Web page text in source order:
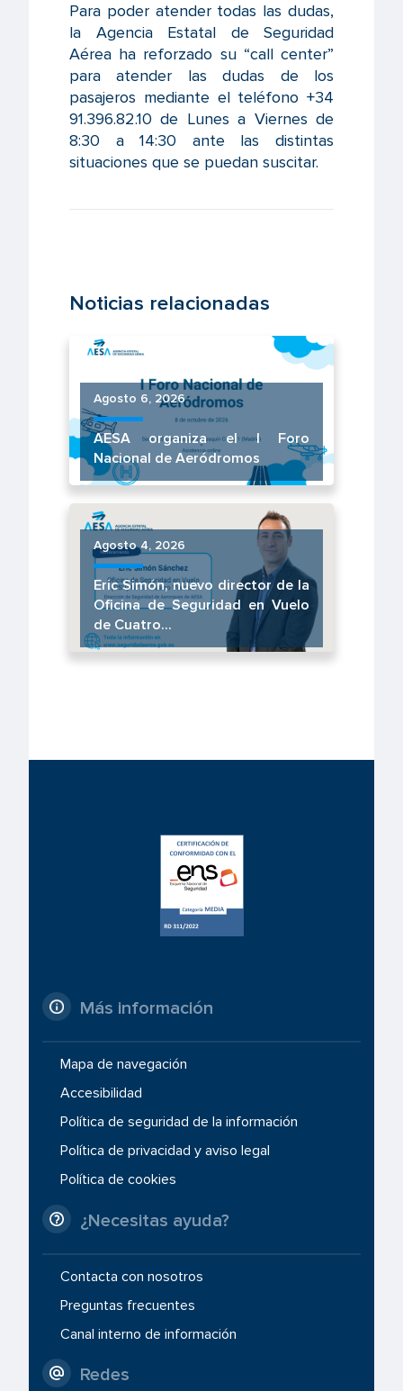
Para poder atender todas las dudas,
la Agencia Estatal de Seguridad
Aérea ha reforzado su “call center”
para atender las dudas de los
pasajeros mediante el teléfono +34
91.396.82.10 de Lunes a Viernes de
8:30 a 14:30 ante las distintas
situaciones que se puedan suscitar.
Noticias relacionadas
Agosto 6, 2026
AESA organiza el I Foro
Nacional de Aeródromos
Agosto 4, 2026
Eric Simón, nuevo director de la
Oficina de Seguridad en Vuelo
de Cuatro...
Más información
Mapa de navegación
Accesibilidad
Política de seguridad de la información
Política de privacidad y aviso legal
Política de cookies
¿Necesitas ayuda?
Contacta con nosotros
Preguntas frecuentes
Canal interno de información
Redes